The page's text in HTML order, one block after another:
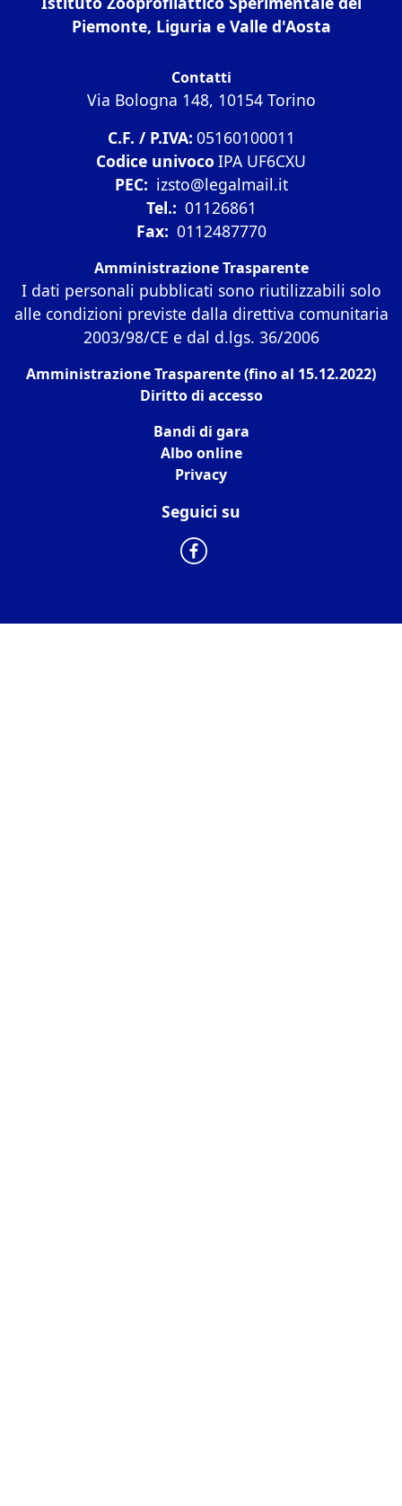
Piemonte, Liguria e Valle d'Aosta
Contatti
Via Bologna 148, 10154 Torino
C.F. / P.IVA: 05160100011
Codice univoco IPA UF6CXU
PEC: izsto@legalmail.it
Tel.: 01126861
Fax: 0112487770
Amministrazione Trasparente
I dati personali pubblicati sono riutilizzabili solo
alle condizioni previste dalla direttiva comunitaria
2003/98/CE e dal d.lgs. 36/2006
Amministrazione Trasparente (fino al 15.12.2022)
Diritto di accesso
Bandi di gara
Albo online
Privacy
Seguici su